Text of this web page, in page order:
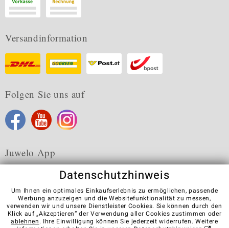
Versandinformation
Folgen Sie uns auf
Juwelo App
Karriere AGB Datenschutz Cookies
Impressum
Kontakt
Vertrag widerrufen
Datenschutzhinweis
Um Ihnen ein optimales Einkaufserlebnis zu ermöglichen, passende
Werbung anzuzeigen und die Websitefunktionalität zu messen,
verwenden wir und unsere Dienstleister Cookies. Sie können durch den
Klick auf „Akzeptieren“ der Verwendung aller Cookies zustimmen oder
ablehnen. Ihre Einwilligung können Sie jederzeit widerrufen. Weitere